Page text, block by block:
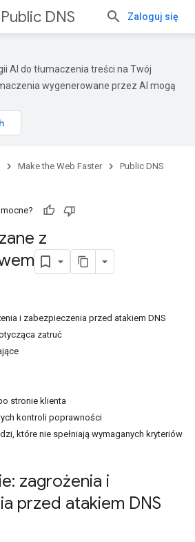
Public DNS Zaloguj się
AI do tłumaczenia treści na Twój
wygenerowane przez AI mogą
Make the Web Faster
Public DNS
z
i zabezpieczenia przed atakiem DNS
zatruć
stronie klienta
kontroli poprawności
które nie spełniają wymaganych kryteriów
zagrożenia i
przed atakiem DNS